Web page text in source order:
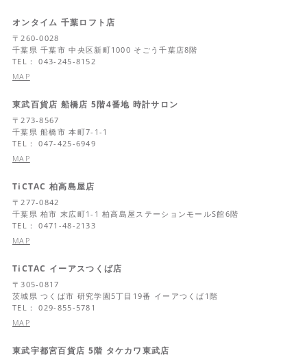
オンタイム 千葉ロフト店
〒260-0028
千葉県千葉市 中央区新町1000 そごう千葉店8階
TEL： 043-245-8152
MAP
東武百貨店 船橋店 5階4番地 時計サロン
〒273-8567
千葉県船橋市 本町7-1-1
TEL： 047-425-6949
MAP
TiCTAC 柏高島屋店
〒277-0842
千葉県柏市 末広町1-1 柏高島屋ステーションモールS館6階
TEL： 0471-48-2133
MAP
TiCTAC イーアスつくば店
〒305-0817
茨城県つくば市 研究学園5丁目19番 イーアつくば1階
TEL： 029-855-5781
MAP
東武宇都宮百貨店 5階 タケカワ東武店